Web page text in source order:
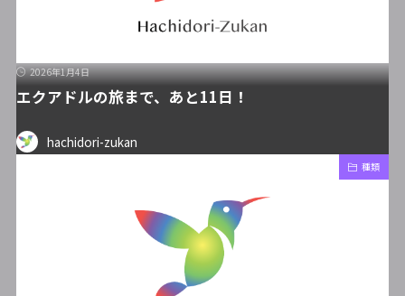
2026年1月4日
エクアドルの旅まで、あと11日！
hachidori-zukan
種類